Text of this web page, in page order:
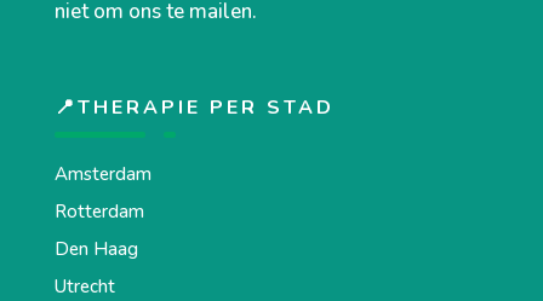
niet om ons te mailen.
📍THERAPIE PER STAD
Amsterdam
Rotterdam
Den Haag
Utrecht